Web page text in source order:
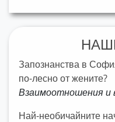
Запознанства в
по-лесно от жените?
Взаимоотношения и
Най-необичайните